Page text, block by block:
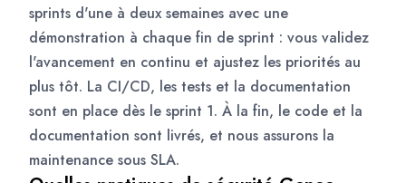
sprints d'une à deux semaines avec une
démonstration à chaque fin de sprint : vous validez
l'avancement en continu et ajustez les priorités au
plus tôt. La CI/CD, les tests et la documentation
sont en place dès le sprint 1. À la fin, le code et la
documentation sont livrés, et nous assurons la
maintenance sous SLA.